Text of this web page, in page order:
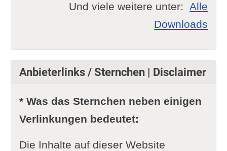
Und viele weitere unter:Alle
Downloads
Anbieterlinks / Sternchen | Disclaimer
* Was das Sternchen neben einigen
Verlinkungen bedeutet:
Die Inhalte auf dieser Website